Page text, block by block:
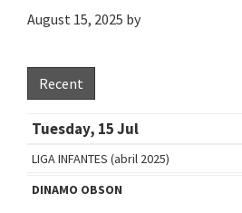
Bateo
Eventos
August 15, 2025 by
Recent
Tuesday, 15 Jul
LIGA INFANTES (abril 2025)
DINAMO OBSON